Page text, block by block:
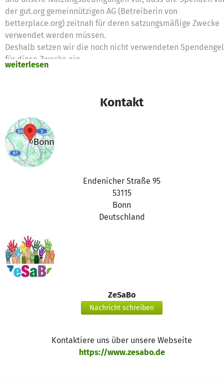
der gut.org gemeinnützigen AG (Betreiberin von
betterplace.org) zeitnah für deren satzungsmäßige Zwecke
verwendet werden müssen.
Deshalb setzen wir die noch nicht verwendeten
für diese Zwecke ein
weiterlesen
Kontakt
Endenicher Straße 95
53115
Bonn
Deutschland
ZeSaBo
Nachricht schreiben
Kontaktiere uns über unsere Webseite
https://www.zesabo.de